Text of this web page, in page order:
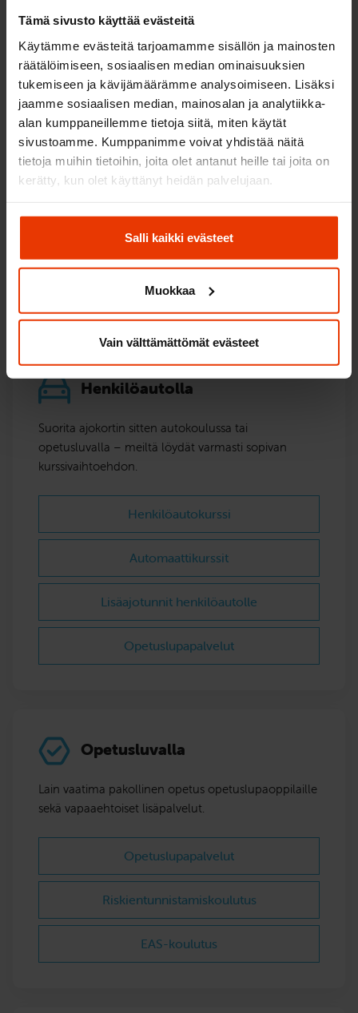
Tämä sivusto käyttää evästeitä
Käytämme evästeitä tarjoamamme sisällön ja mainosten
räätälöimiseen, sosiaalisen median ominaisuuksien
tukemiseen ja kävijämäärämme analysoimiseen. Lisäksi
jaamme sosiaalisen median, mainosalan ja analytiikka-
alan kumppaneillemme tietoja siitä, miten käytät
sivustoamme. Kumppanimme voivat yhdistää näitä
tietoja muihin tietoihin, joita olet antanut heille tai joita on
kerätty, kun olet käyttänyt heidän palvelujaan.
Salli kaikki evästeet
Muokkaa
Vain välttämättömät evästeet
TOIMIPAIKAN PALVELUT
Henkilöautolla
Suorita ajokortin sitten autokoulussa tai
opetusluvalla – meiltä löydät varmasti sopivan
kurssivaihtoehdon.
Henkilöautokurssi
Automaattikurssit
Lisäajotunnit henkilöautolle
Opetuslupapalvelut
Opetusluvalla
Lain vaatima pakollinen opetus opetuslupaoppilaille
sekä vapaaehtoiset lisäpalvelut.
Opetuslupapalvelut
Riskientunnistamis­koulutus
EAS-koulutus